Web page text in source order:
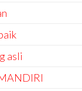
asli